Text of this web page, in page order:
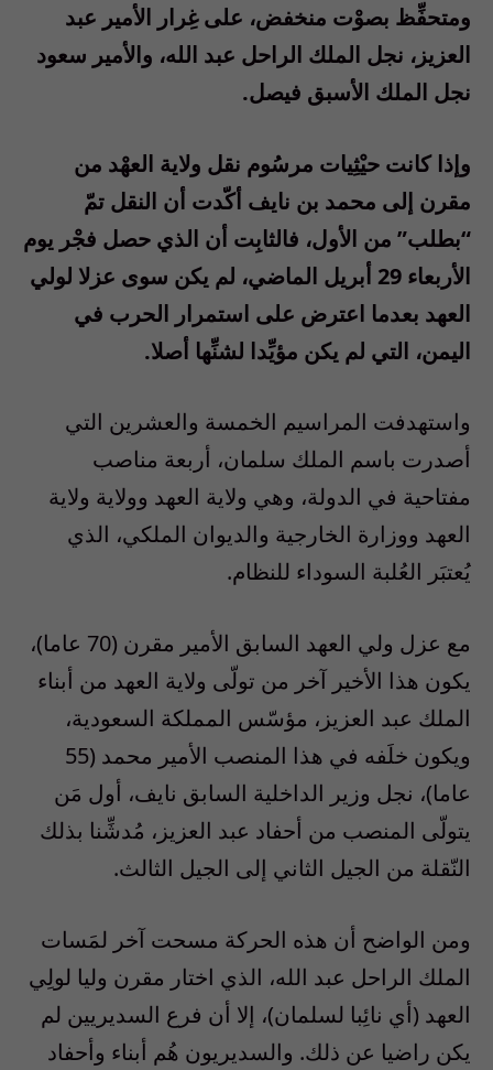
ومتحفِّظ بصوْت منخفض، على غِرار الأمير عبد
العزيز، نجل الملك الراحل عبد الله، والأمير سعود
نجل الملك الأسبق فيصل.
وإذا كانت حيْثِيات مرسُوم نقل ولاية العهْد من
مقرن إلى محمد بن نايف أكّدت أن النقل تمّ
“بطلب” من الأول، فالثابِت أن الذي حصل فجْر يوم
الأربعاء 29 أبريل الماضي، لم يكن سوى عزلا لولي
العهد بعدما اعترض على استمرار الحرب في
اليمن، التي لم يكن مؤيِّدا لشنِّها أصلا.
واستهدفت المراسيم الخمسة والعشرين التي
أصدرت باسم الملك سلمان، أربعة مناصب
مفتاحية في الدولة، وهي ولاية العهد وولاية ولاية
العهد ووزارة الخارجية والديوان الملكي، الذي
يُعتبَر العُلبة السوداء للنظام.
مع عزل ولي العهد السابق الأمير مقرن (70 عاما)،
يكون هذا الأخير آخر من تولّى ولاية العهد من أبناء
الملك عبد العزيز، مؤسّس المملكة السعودية،
ويكون خلَفه في هذا المنصب الأمير محمد (55
عاما)، نجل وزير الداخلية السابق نايف، أول مَن
يتولّى المنصب من أحفاد عبد العزيز، مُدشِّنا بذلك
النّقلة من الجيل الثاني إلى الجيل الثالث.
ومن الواضح أن هذه الحركة مسحت آخر لمَسات
الملك الراحل عبد الله، الذي اختار مقرن وليا لولِي
العهد (أي نائِبا لسلمان)، إلا أن فرع السديريين لم
يكن راضيا عن ذلك. والسديريون هُم أبناء وأحفاد